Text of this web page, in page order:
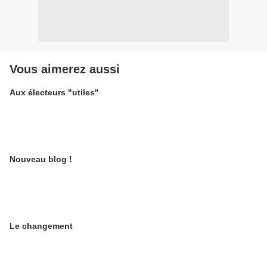
Vous aimerez aussi
Aux électeurs "utiles"
Nouveau blog !
Le changement